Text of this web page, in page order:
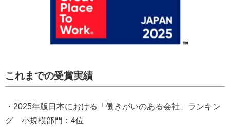
これまでの受賞実績
・2025年版日本における「働きがいのある会社」ランキン
グ 小規模部門：4位